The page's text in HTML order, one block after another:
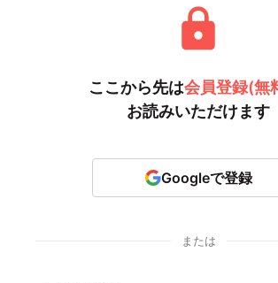
ここから先は会員登録(無
お読みいただけます
Googleで登録
または